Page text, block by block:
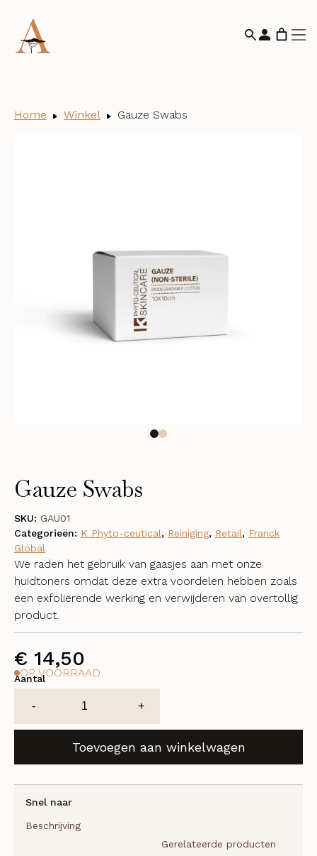
Home Winkel Gauze Swabs
Gauze Swabs
€ 14,50
Snel naar
Beschrijving
Gerelateerde producten
We raden het gebruik van gaasjes aan met onze
huidtoners omdat deze extra voordelen hebben zoals
een exfoliërende werking en verwijderen van overtollig
product.
OP VOORRAAD
Aantal
-
Swabs
aantal
+
Toevoegen aan winkelwagen
SKU: GAU01
Categorieën: K Phyto-ceutical, Reiniging, Retail, Franck
Global